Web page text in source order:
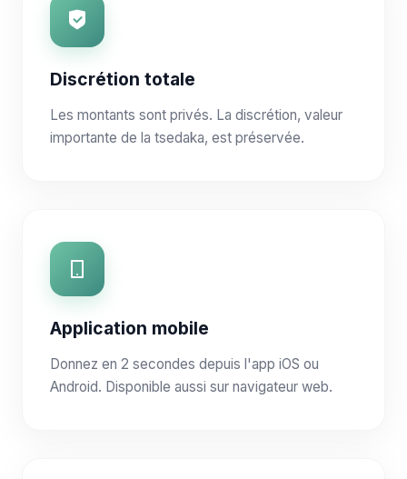
Discrétion totale
Les montants sont privés. La discrétion, valeur
importante de la tsedaka, est préservée.
Application mobile
Donnez en 2 secondes depuis l'app iOS ou
Android. Disponible aussi sur navigateur web.